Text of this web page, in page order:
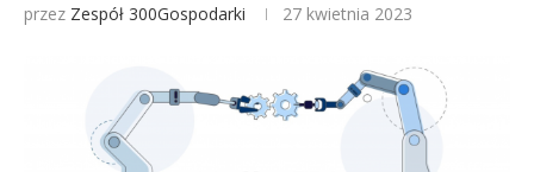
przez Zespół 300Gospodarki 27 kwietnia 2023